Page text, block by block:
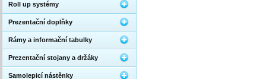
Roll up systémy
Prezentační doplňky
Rámy a informační tabulky
Prezentační stojany a držáky
Samolepicí nástěnky